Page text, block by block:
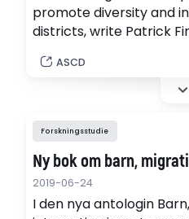
promote diversity and
districts, write Patrick
Expeditionary Learning
this commentary, they
building a school around
ASCD
Forskningsstudie
Ny bok om barn,
2019-06-24
I den nya antologin